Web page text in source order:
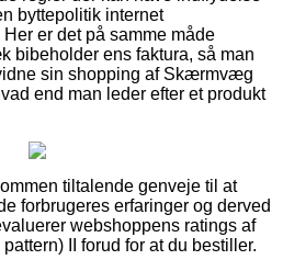
byttepolitik internet
er det på samme måde
bibeholder ens faktura, så man
sin shopping af Skærmvæg
end man leder efter et produkt
tiltalende genveje til at
forbrugeres erfaringer og derved
webshoppens ratings af
II forud for at du bestiller.